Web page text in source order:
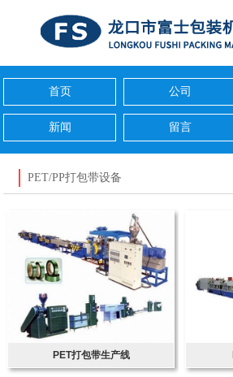
首页 公司
新闻 留言
PET/PP打包带设备
PET打包带生产线